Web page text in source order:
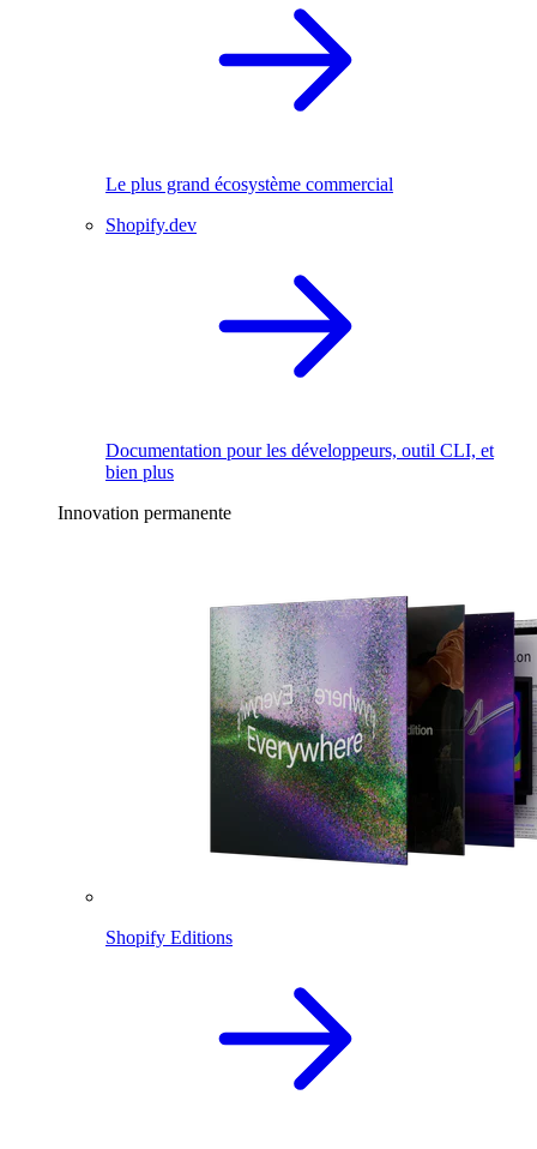
Le plus grand écosystème commercial
Shopify.dev
Documentation pour les développeurs, outil CLI, et
bien plus
Innovation permanente
Shopify Editions